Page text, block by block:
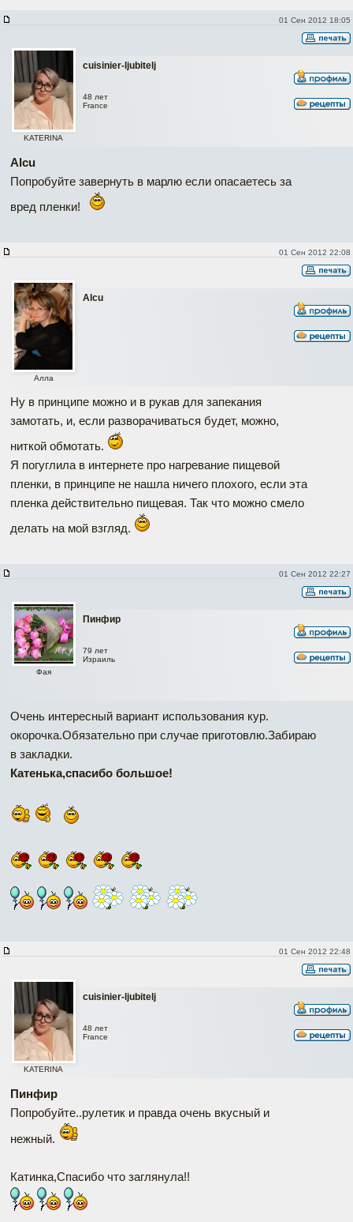
01 Сен 2012 18:05
cuisinier-ljubitelj
KATERINA
48 лет
France
Alcu
Попробуйте завернуть в марлю если опасаетесь за
вред пленки!
01 Сен 2012 22:08
Alcu
Алла
Ну в принципе можно и в рукав для запекания
замотать, и, если разворачиваться будет, можно,
ниткой обмотать.
Я погуглила в интернете про нагревание пищевой
пленки, в принципе не нашла ничего плохого, если эта
пленка действительно пищевая. Так что можно смело
делать на мой взгляд.
01 Сен 2012 22:27
Пинфир
Фая
79 лет
Израиль
Очень интересный вариант использования кур.
окорочка.Обязательно при случае приготовлю.Забираю
в закладки.
Катенька,спасибо большое!
01 Сен 2012 22:48
cuisinier-ljubitelj
KATERINA
48 лет
France
Пинфир
Попробуйте..рулетик и правда очень вкусный и
нежный.
Катинка,Спасибо что заглянула!!